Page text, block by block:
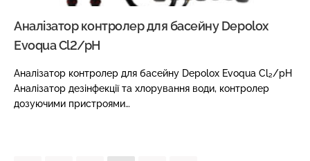
Аналізатор контролер для басейну Depolox
Evoqua Cl2/pH
Аналізатор контролер для басейну Depolox Evoqua Cl₂/pH
Аналізатор дезінфекції та хлорування води, контролер
дозуючими пристроями…